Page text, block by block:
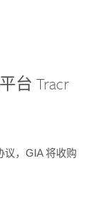
台 Tracr
议，GIA 将收购